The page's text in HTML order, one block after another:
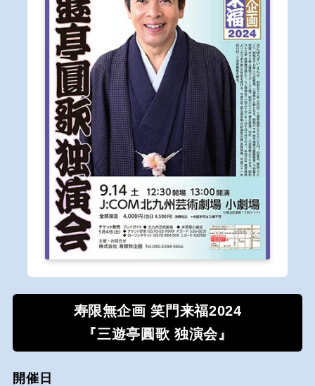
寿限無企画 笑門来福2024
『三遊亭圓歌 独演会』
開催日